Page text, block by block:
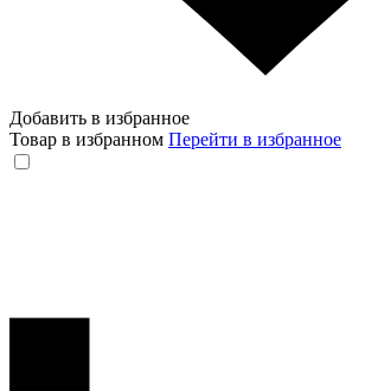
Добавить в избранное
Товар в избранном Перейти в избранное